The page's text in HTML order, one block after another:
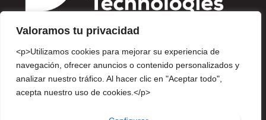
Valoramos tu privacidad
<p>Utilizamos cookies para mejorar su experiencia de
navegación, ofrecer anuncios o contenido personalizados y
analizar nuestro tráfico. Al hacer clic en "Aceptar todo",
acepta nuestro uso de cookies.</p>
Av. Insurgentes Sur 810, Piso 10, Col. Del Valle Centro, Del.
Benito Juárez, Ciudad de México. CP 03100